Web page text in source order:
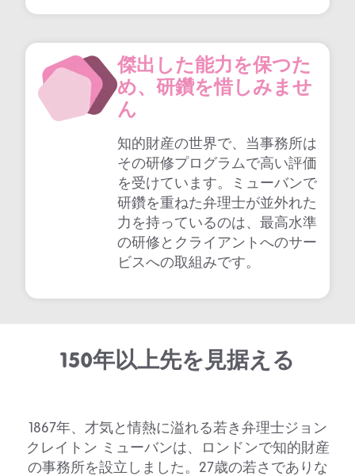
傑出した能力を保つた
め、研鑽を惜しみませ
ん
知的財産の世界で、当事務所は
その研修プログラムで高い評価
を受けています。ミューバンで
研鑽を重ねた弁理士が並外れた
力を持っているのは、最高水準
の研修とクライアントへのサー
ビスへの取組みです。
150年以上先を見据える
1867年、才気と情熱に溢れる若き弁理士ジョン
クレイトン ミューバンは、ロンドンで知的財産
の事務所を設立しました。27歳の若さでありな